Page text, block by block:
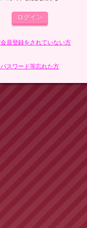
員登録をされていない方
スワード等忘れた方